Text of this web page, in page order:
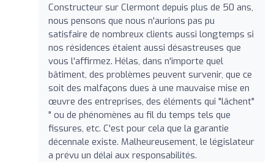
Constructeur sur Clermont depuis plus de 50 ans,
nous pensons que nous n'aurions pas pu
satisfaire de nombreux clients aussi longtemps si
nos résidences étaient aussi désastreuses que
vous l'affirmez. Hélas, dans n'importe quel
bâtiment, des problèmes peuvent survenir, que ce
soit des malfaçons dues à une mauvaise mise en
œuvre des entreprises, des éléments qui "lâchent"
" ou de phénomènes au fil du temps tels que
fissures, etc. C'est pour cela que la garantie
décennale existe. Malheureusement, le législateur
a prévu un délai aux responsabilités.